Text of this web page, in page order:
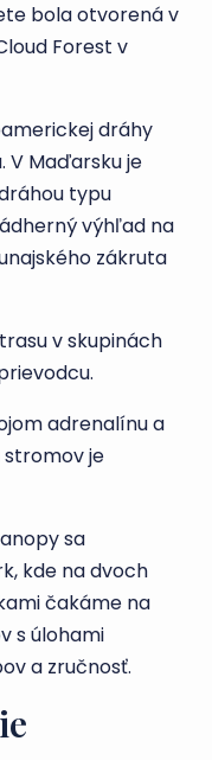
bola otvorená v
Forest v
dráhy
V Maďarsku je
typu
výhľad na
zákruta
v skupinách
adrenalínu a
stromov je
sa
kde na dvoch
čakáme na
s úlohami
a zručnosť.